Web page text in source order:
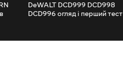
DeWALT DCD999 DCD998
DCD996 огляд і перший тест